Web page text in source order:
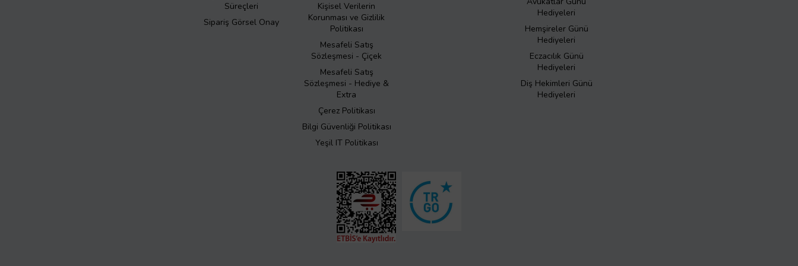
Süreçleri
Sipariş Görsel Onay
Kişisel Verilerin
Korunması ve Gizlilik
Politikası
Mesafeli Satış
Sözleşmesi - Çiçek
Mesafeli Satış
Sözleşmesi - Hediye &
Extra
Çerez Politikası
Bilgi Güvenliği Politikası
Yeşil IT Politikası
Hediyeleri
Hemşireler Günü
Hediyeleri
Eczacılık Günü
Hediyeleri
Diş Hekimleri Günü
Hediyeleri